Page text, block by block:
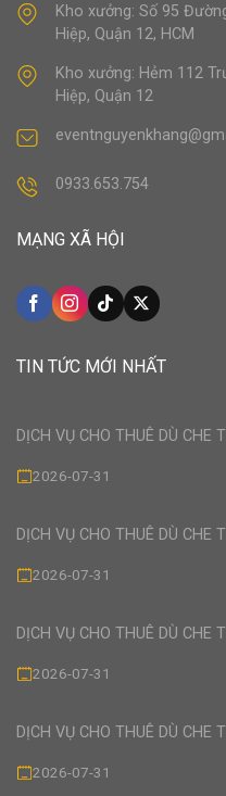
Kho xưởng: Số 95
Hiệp, Quận 12, HCM
Kho xưởng: Hẻm 112
Hiệp, Quận 12
0933.653.754
MẠNG XÃ HỘI
TIN TỨC MỚI NHẤT
DỊCH VỤ CHO THUÊ DÙ CHE
2026-07-31
DỊCH VỤ CHO THUÊ DÙ CHE
2026-07-31
DỊCH VỤ CHO THUÊ DÙ CHE
2026-07-31
DỊCH VỤ CHO THUÊ DÙ CHE
2026-07-31